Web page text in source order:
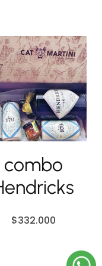
combo
$332.000